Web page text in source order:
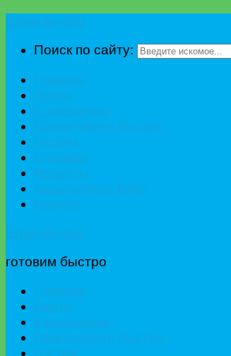
Поиск по сайту:
готовим быстро